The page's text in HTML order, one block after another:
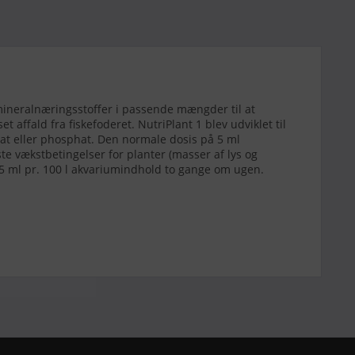
i passende mængder til at
affald fra fiskefoderet. NutriPlant 1 blev udviklet til
eller phosphat. Den normale dosis på 5 ml
vækstbetingelser for planter (masser af lys og
ml pr. 100 l akvariumindhold to gange om ugen.